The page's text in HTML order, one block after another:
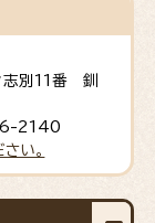
別11番 釧
2140
い。